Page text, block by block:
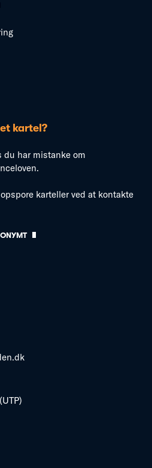
kartel?
du har mistanke om
karteller ved at kontakte